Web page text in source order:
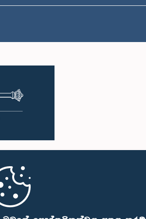
ප.ව. 2:19 - ප.ව. 2:29